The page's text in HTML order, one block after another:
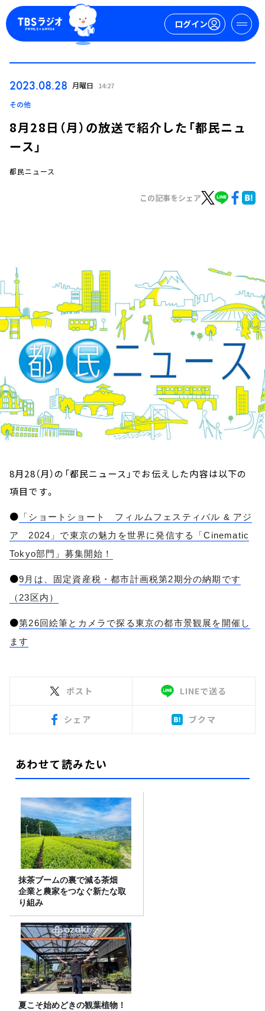
ログイン
イベント・グッズ
YouTube
会社情報
2023.08.28 月曜日 14:27
その他
8月28日（月）の放送で紹介した「都民ニュ
ース」
都民ニュース
この記事をシェア
8月28（月）の「都民ニュース」でお伝えした内容は以下の
項目です。
● 「ショートショート フィルムフェスティバル & アジ
ア 2024」で東京の魅力を世界に発信する「Cinematic
Tokyo部門」募集開始！
●9月は、固定資産税・都市計画税第2期分の納期です
（23区内）
●第26回絵筆とカメラで探る東京の都市景観展を開催し
ます
ポスト LINEで送る
シェア ブクマ
あわせて読みたい
抹茶ブームの裏で減る茶畑
企業と農家をつなぐ新たな取
り組み
夏こそ始めどきの観葉植物！